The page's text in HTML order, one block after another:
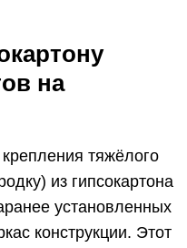
на
тяжёлого
из гипсокартона
установленных
конструкции. Этот